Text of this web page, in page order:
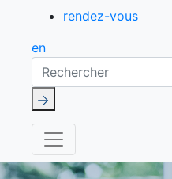
rendez-vous
en
Rechercher